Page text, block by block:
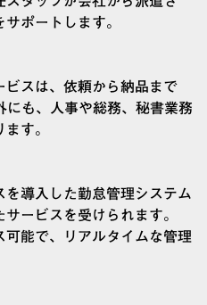
ポートします。
ビスは、依頼から納品まで
にも、人事や総務、秘書業務
す。
導入した勤怠管理システム
ービスを受けられます。
能で、リアルタイムな管理